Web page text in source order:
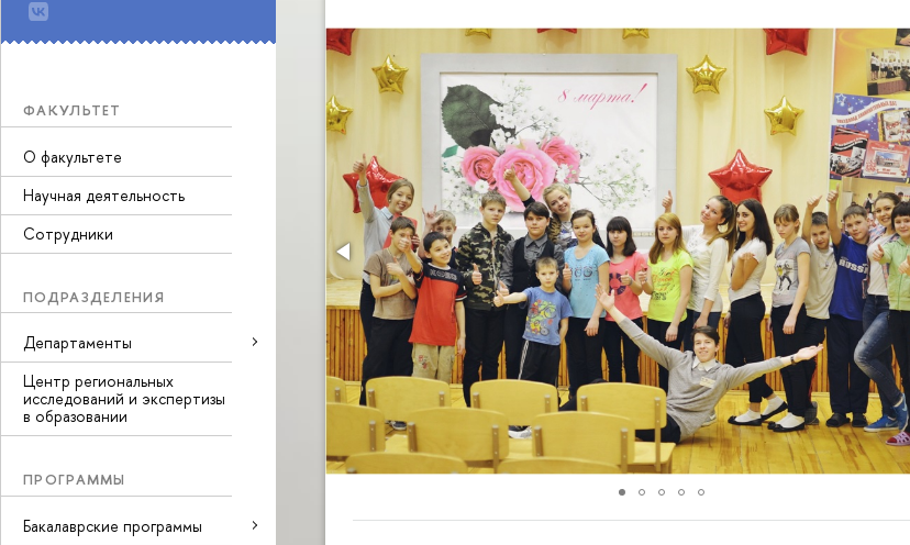
ФАКУЛЬТЕТ
О факультете
Научная деятельность
Сотрудники
ПОДРАЗДЕЛЕНИЯ
Департаменты
Центр региональных
исследований и экспертизы
в образовании
ПРОГРАММЫ
Бакалаврские программы